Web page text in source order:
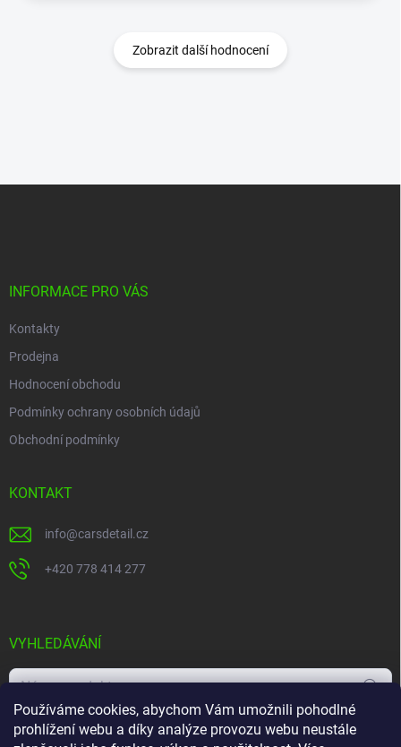
Používáme cookies, abychom Vám umožnili pohodlné
prohlížení webu a díky analýze provozu webu neustále
Zobrazit další hodnocení
INFORMACE PRO VÁS
Kontakty
Prodejna
Hodnocení obchodu
Podmínky ochrany osobních údajů
Obchodní podmínky
KONTAKT
info@carsdetail.cz
+420 778 414 277
VYHLEDÁVÁNÍ
Hledat